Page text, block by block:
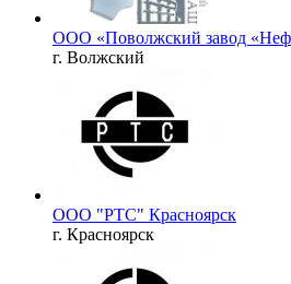
ООО «Поволжский завод
г. Волжский
ООО "РТС" Красноярск
г. Красноярск